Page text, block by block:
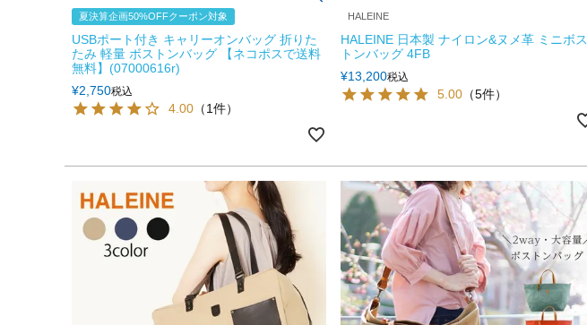
夏決算企画50%OFFクーポン対象
USBポート付き キャリーオンバッグ 折りた
たみ 軽量 ボストンバッグ 【ネコポスで送料
無料】(07000616r)
¥2,750税込
4.00 （1件）
HALEINE
HALEINE 日本製 ナイロン&ヌメ革 ミニボス
トンバッグ 4FB
¥13,200税込
5.00 （5件）